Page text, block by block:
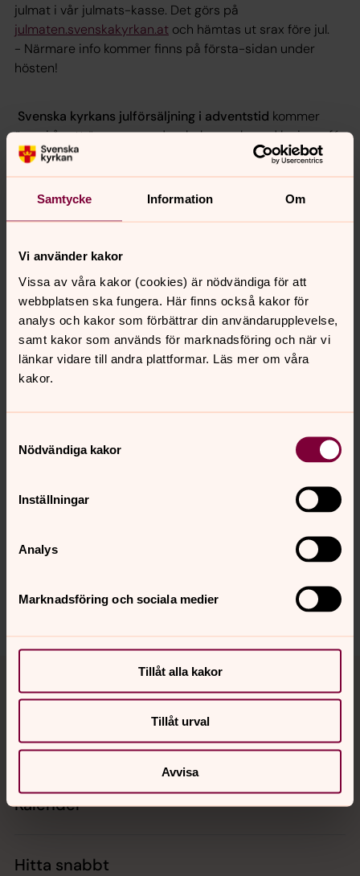
Samtycke Information Om
Vi använder kakor
Vissa av våra kakor (cookies) är nödvändiga för att
webbplatsen ska fungera. Här finns också kakor för
analys och kakor som förbättrar din användarupplevelse,
samt kakor som används för marknadsföring och när vi
länkar vidare till andra plattformar. Läs mer om våra
kakor.
Nödvändiga kakor
Inställningar
Analys
Marknadsföring och sociala medier
Tillåt alla kakor
Tillåt urval
Avvisa
julmat i vår julmats-kasse. Det görs på
julmaten.svenskakyrkan.at och hämtas ut srax före jul.
- Närmare info kommer finns på första-sidan under
hösten!
Svenska kyrkans julförsäljning i adventstid kommer
även i år att äga rum med webshop och med lucia-café.
Frivilliga har tillsammans med personalen redan börjat
med förberedelserna.Vi behöver fortfarande glada
medhjälpare, speciellt för bak av lussekatter och
Vill du hjälpa till?
Vi tar tacksamt emot all hjälp som vi kan få. Anmäl er
gärna via länken här nedan.
Länk till webbformulär anmälan!
Auch dieses Jahr wird einen Webshop mit Abholung,
Deutsch folgt später anmarknad.svenskakyrkan.at
Senast ändrad 27 november 2025
Synpunkter eller frågor på sidans
wien@svenskakyrkan.se
Kontakt
Kalender
Hitta snabbt